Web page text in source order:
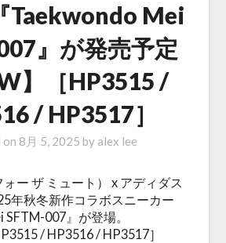
Taekwondo Mei
』が発売予定
】［HP3515 /
/ HP3517］
on 8月 5, 2025 by alex lee
ー ザ ミュート） x アディダス
年秋冬新作コラボスニーカー
SFTM-007』が登場。
/ HP3516 / HP3517］